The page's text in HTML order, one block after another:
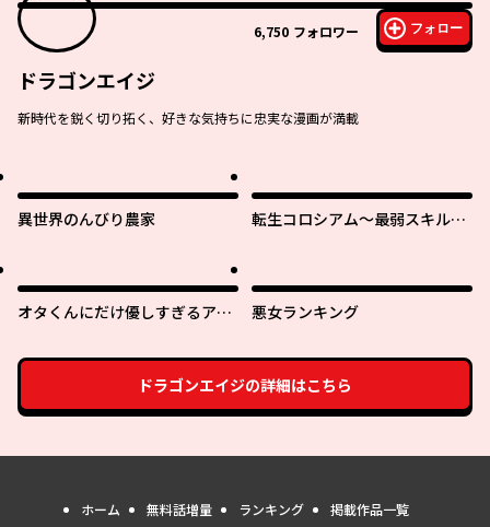
6,750 フォロワー フォロー
ドラゴンエイジ
新時代を鋭く切り拓く、好きな気持ちに忠実な漫画が満載
異世界のんびり農家
転生コロシアム～最弱スキルで
オタくんにだけ優しすぎるアヤ
悪女ランキング
ドラゴンエイジの詳細はこちら
ホーム 無料話増量 ランキング 掲載作品一覧